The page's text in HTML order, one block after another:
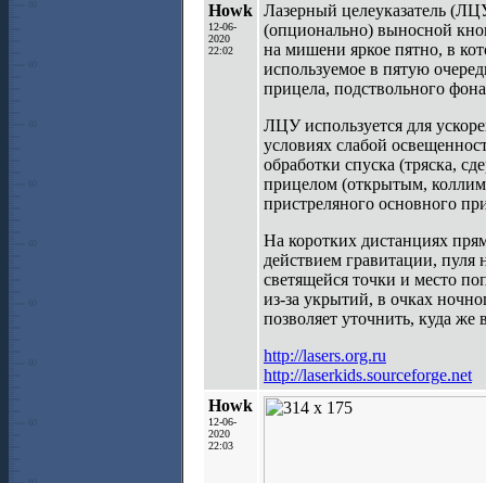
Howk
12-06-
2020
22:02
Лазерный целеуказатель
(опционально) выносной
на мишени яркое пятно, в
используемое в пятую
прицела, подствольного
ЛЦУ используется для
условиях слабой
обработки спуска (тряска,
прицелом (открытым,
пристреляного основного
На коротких дистанциях
действием гравитации, пуля
светящейся точки и место
из-за укрытий, в очках
позволяет уточнить, куда же
http://lasers.org.ru
http://laserkids.sourceforge.net
Howk
12-06-
2020
22:03